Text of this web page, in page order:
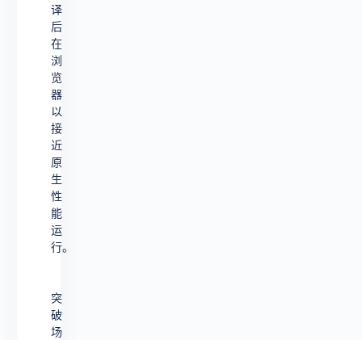
译
后
在
浏
览
器
以
接
近
原
生
性
能
运
行。
突
破
场